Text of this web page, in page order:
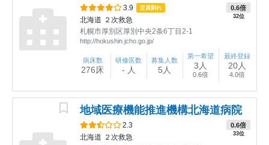
3.9 定員割れ 0.6倍
32位
北海道 ２次救急
札幌市厚別区厚別中央2条6丁目2-1
http://hokushin.jcho.go.jp/
病床数
276床
研修医数
- 人
募集人数
5人
第一希望
3人
0.6倍
最終登録
20人
4.0倍
地域医療機能推進機構北海道病院
2.3 0.6倍
33位
北海道 ２次救急